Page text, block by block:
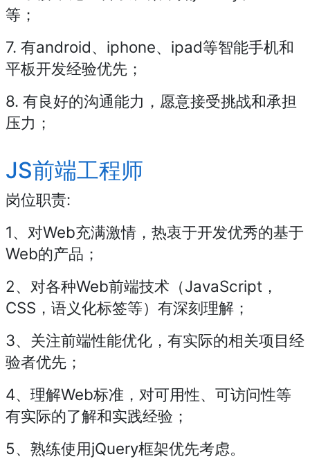
等；
7. 有android、iphone、ipad等智能手机和
平板开发经验优先；
8. 有良好的沟通能力，愿意接受挑战和承担
压力；
JS前端工程师
岗位职责:
1、对Web充满激情，热衷于开发优秀的基于
Web的产品；
2、对各种Web前端技术（JavaScript，
CSS，语义化标签等）有深刻理解；
3、关注前端性能优化，有实际的相关项目经
验者优先；
4、理解Web标准，对可用性、可访问性等
有实际的了解和实践经验；
5、熟练使用jQuery框架优先考虑。